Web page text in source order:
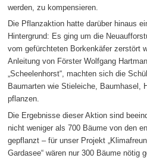
werden, zu kompensieren.
Die Pflanzaktion hatte darüber hinaus
Hintergrund: Es ging um die
vom gefürchteten Borkenkäfer zerstört
Anleitung von Förster Wolfgang
„Scheelenhorst“, machten sich die
Baumarten wie Stieleiche, Baumhasel,
pflanzen.
Die Ergebnisse dieser Aktion sind
nicht weniger als 700 Bäume von den
gepflanzt – für unser Projekt
Gardasee“ wären nur 300 Bäume nötig